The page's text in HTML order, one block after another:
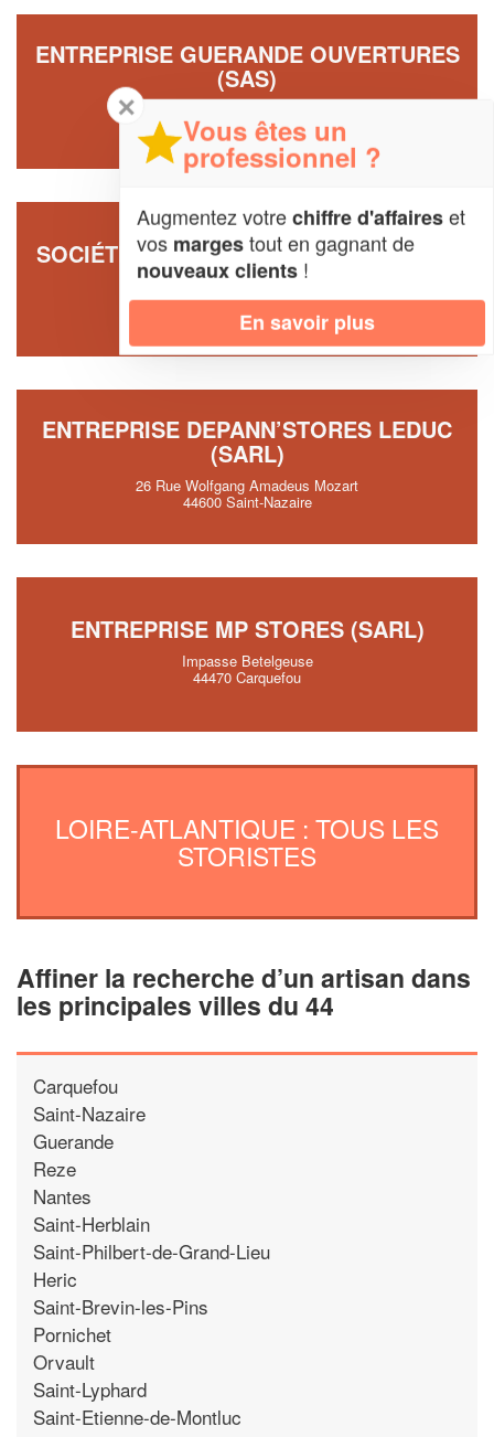
ENTREPRISE GUERANDE OUVERTURES
(SAS)
44350 Guerande
SOCIÉTÉ BONNO OUVERTURES (SARL)
5 Rue Du Clouet
44470 Carquefou
ENTREPRISE DEPANN’STORES LEDUC
(SARL)
26 Rue Wolfgang Amadeus Mozart
44600 Saint-Nazaire
ENTREPRISE MP STORES (SARL)
Impasse Betelgeuse
44470 Carquefou
LOIRE-ATLANTIQUE : TOUS LES
STORISTES
Affiner la recherche d’un artisan dans
les principales villes du 44
Carquefou
Saint-Nazaire
Guerande
Reze
Nantes
Saint-Herblain
Saint-Philbert-de-Grand-Lieu
Heric
Saint-Brevin-les-Pins
Pornichet
Orvault
Saint-Lyphard
Saint-Etienne-de-Montluc
✕
Vous êtes un
professionnel ?
Augmentez votrechiffre d'affaireset
vos margestout en gagnant de
nouveaux clients !
En savoir plus